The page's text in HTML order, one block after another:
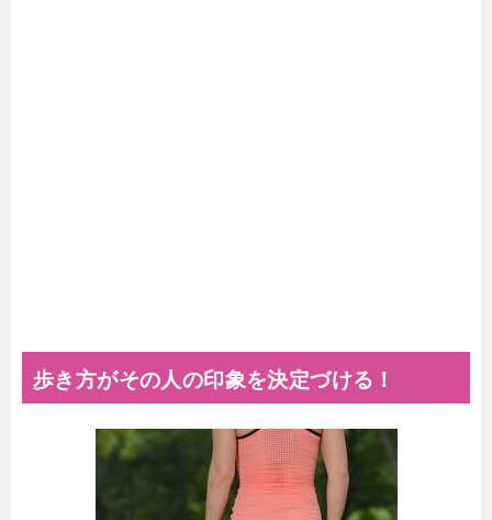
歩き方がその人の印象を決定づける！